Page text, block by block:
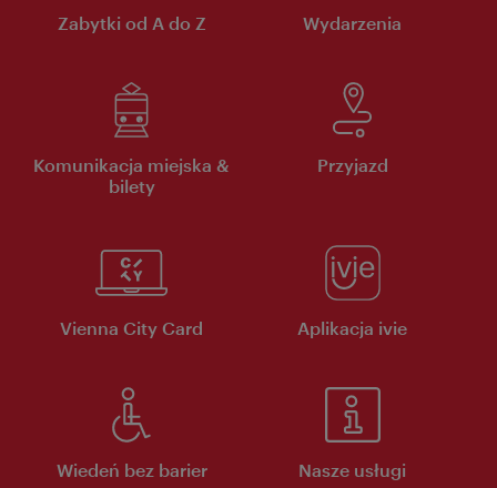
Zabytki od A do Z Wydarzenia
Komunikacja miejska &
bilety
Przyjazd
Vienna City Card Aplikacja ivie
Wiedeń bez barier Nasze usługi